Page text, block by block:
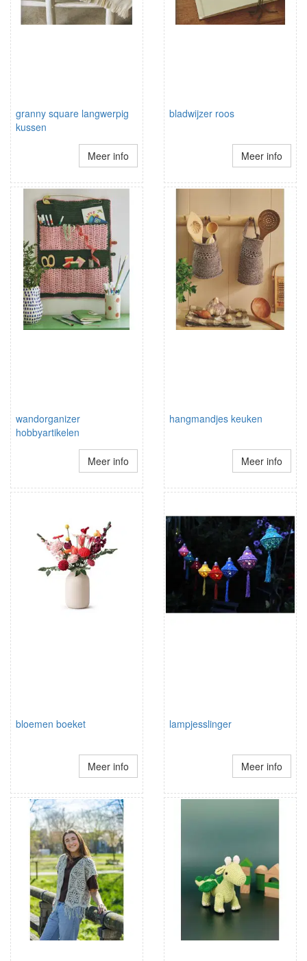
granny square langwerpig
kussen
Meer info
bladwijzer roos
Meer info
wandorganizer
hobbyartikelen
Meer info
hangmandjes keuken
Meer info
bloemen boeket
Meer info
lampjesslinger
Meer info